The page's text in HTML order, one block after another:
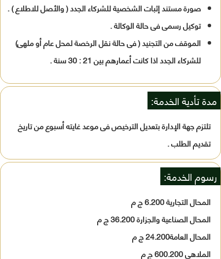
صورة مستند إثبات الشخصية للشركاء الجدد ( والأصل للاطلاع ) .
توكيل رسمى فى حالة الوكالة .
الموقف من التجنيد ( فى حالة نقل الرخصة لمحل عام أو ملهى)
للشركاء الجدد اذا كانت أعمارهم بين 21 : 30 سنة .
مدة تأدية الخدمة:
تلتزم جهة الإدارة بتعديل الترخيص فى موعد غايته أسبوع من تاريخ
تقديم الطلب .
رسوم الخدمة:
المحال التجارية 6.200 ج م
المحال الصناعية والجزارة 36.200 ج م
المحال العامة24.200 ج م
الملاهى 600.200 ج م